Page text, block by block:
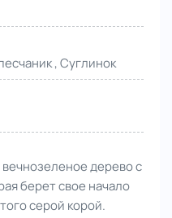
, Суглинок
дерево с
берет свое начало
серой корой.